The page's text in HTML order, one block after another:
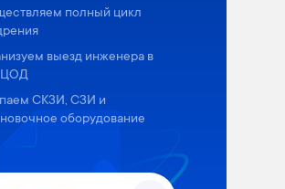
полный цикл
выезд инженера в
ЦОД
СКЗИ, СЗИ и
оборудование